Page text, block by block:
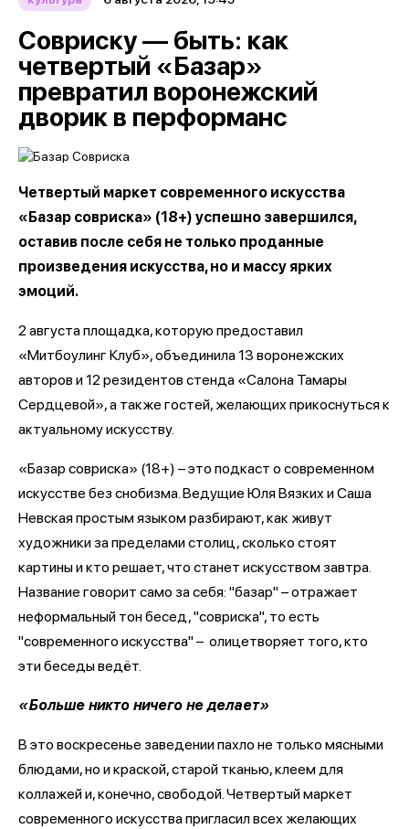
Совриску — быть: как
четвертый «Базар»
превратил воронежский
дворик в перформанс
Четвертый маркет современного искусства
«Базар совриска» (18+) успешно завершился,
оставив после себя не только проданные
произведения искусства, но и массу ярких
эмоций.
2 августа площадка, которую предоставил
«Митбоулинг Клуб», объединила 13 воронежских
авторов и 12 резидентов стенда «Салона Тамары
Сердцевой», а также гостей, желающих прикоснуться к
актуальному искусству.
«Базар совриска» (18+) – это подкаст о современном
искусстве без снобизма. Ведущие Юля Вязких и Саша
Невская простым языком разбирают, как живут
художники за пределами столиц, сколько стоят
картины и кто решает, что станет искусством завтра.
Название говорит само за себя: "базар" – отражает
неформальный тон бесед, "совриска", то есть
"современного искусства" – олицетворяет того, кто
эти беседы ведёт.
«Больше никто ничего не делает»
В это воскресенье заведении пахло не только мясными
блюдами, но и краской, старой тканью, клеем для
коллажей и, конечно, свободой. Четвертый маркет
современного искусства пригласил всех желающих